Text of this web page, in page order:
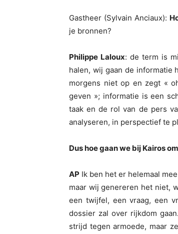
Gastheer (Sylvain Anciaux):
je bronnen?
Philippe Laloux: de term is
halen, wij gaan de informatie
morgens niet op en zegt «
geven »; informatie is een
taak en de rol van de pers
analyseren, in perspectief te
Dus hoe gaan we bij Kairos
AP Ik ben het er helemaal
maar wij genereren het niet,
een twijfel, een vraag, een
dossier zal over rijkdom
strijd tegen armoede, maar